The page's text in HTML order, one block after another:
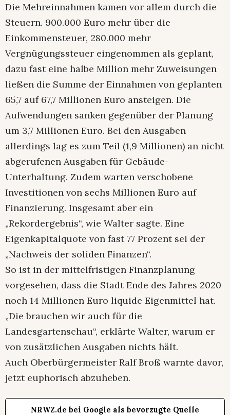
Die Mehreinnahmen kamen vor allem durch die
Steuern. 900.000 Euro mehr über die
Einkommensteuer, 280.000 mehr
Vergnügungssteuer eingenommen als geplant,
dazu fast eine halbe Million mehr Zuweisungen
ließen die Summe der Einnahmen von geplanten
65,7 auf 67,7 Millionen Euro ansteigen. Die
Aufwendungen sanken gegenüber der Planung
um 3,7 Millionen Euro. Bei den Ausgaben
allerdings lag es zum Teil (1,9 Millionen) an nicht
abgerufenen Ausgaben für Gebäude-
Unterhaltung. Zudem warten verschobene
Investitionen von sechs Millionen Euro auf
Finanzierung. Insgesamt aber ein
„Rekordergebnis“, wie Walter sagte. Eine
Eigenkapitalquote von fast 77 Prozent sei der
„Nachweis der soliden Finanzen“.
So ist in der mittelfristigen Finanzplanung
vorgesehen, dass die Stadt Ende des Jahres 2020
noch 14 Millionen Euro liquide Eigenmittel hat.
„Die brauchen wir auch für die
Landesgartenschau“, erklärte Walter, warum er
von zusätzlichen Ausgaben nichts hält.
Auch Oberbürgermeister Ralf Broß warnte davor,
jetzt euphorisch abzuheben.
NRWZ.de bei Google als bevorzugte Quelle